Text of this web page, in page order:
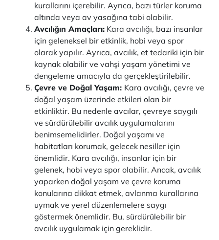
kurallarını içerebilir. Ayrıca, bazı türler koruma
altında veya av yasağına tabi olabilir.
Avcılığın Amaçları: Kara avcılığı, bazı insanlar
için geleneksel bir etkinlik, hobi veya spor
olarak yapılır. Ayrıca, avcılık, et tedariki için bir
kaynak olabilir ve vahşi yaşam yönetimi ve
dengeleme amacıyla da gerçekleştirilebilir.
Çevre ve Doğal Yaşam: Kara avcılığı, çevre ve
doğal yaşam üzerinde etkileri olan bir
etkinliktir. Bu nedenle avcılar, çevreye saygılı
ve sürdürülebilir avcılık uygulamalarını
benimsemelidirler. Doğal yaşamı ve
habitatları korumak, gelecek nesiller için
önemlidir. Kara avcılığı, insanlar için bir
gelenek, hobi veya spor olabilir. Ancak, avcılık
yaparken doğal yaşam ve çevre koruma
konularına dikkat etmek, avlanma kurallarına
uymak ve yerel düzenlemelere saygı
göstermek önemlidir. Bu, sürdürülebilir bir
avcılık uygulamak için gereklidir.